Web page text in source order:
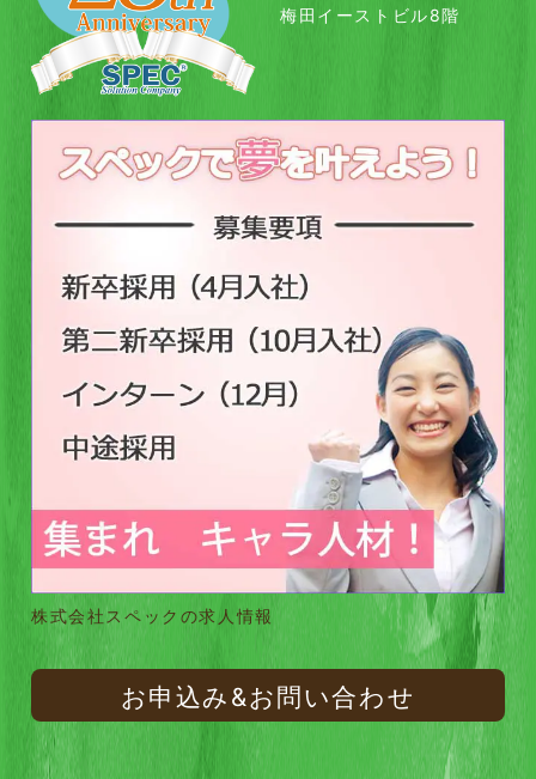
梅田イーストビル8階
株式会社スペックの求人情報
お申込み&お問い合わせ